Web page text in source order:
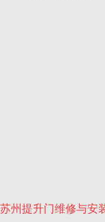
苏州提升门维修与安